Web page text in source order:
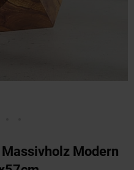
Modern